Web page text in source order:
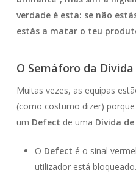
verdade é esta: se não
estás a matar o teu
O Semáforo da Dívida
Muitas vezes, as equipas
(como costumo dizer)
um Defect de uma Dívida de
O Defect é o sinal
utilizador está